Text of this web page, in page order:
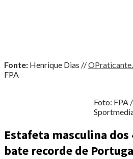
Fonte: Henrique Dias //
FPA
Foto: FPA /
Estafeta masculina
bate recorde de